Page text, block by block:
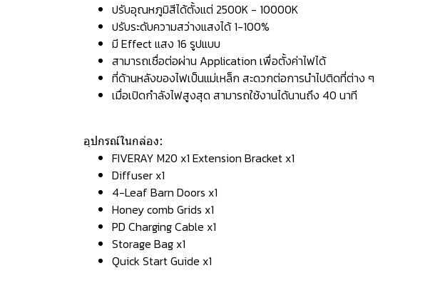
ปรับอุณหภูมิสีได้ตั้งแต่ 2500K - 10000K
ปรับระดับความสว่างแสงได้ 1-100%
มี Effect แสง 16 รูปแบบ
สามารถเชื่อต่อผ่าน Application เพื่อตั้งค่าไฟได้
ที่ด้านหลังของไฟเป็นแม่เหล็ก สะดวกต่อการนำไปติดที่ต่าง ๆ
เมื่อเปิดกำลังไฟสูงสุด สามารถใช้งานได้นานถึง 40 นาที
อุปกรณ์ในกล่อง:
FIVERAY M20 x1 Extension Bracket x1
Diffuser x1
4-Leaf Barn Doors x1
Honey comb Grids x1
PD Charging Cable x1
Storage Bag x1
Quick Start Guide x1